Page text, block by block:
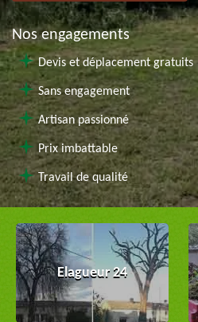
Nos engagements
Devis et déplacement gratuits
Sans engagement
Artisan passionné
Prix imbattable
Travail de qualité
Elagueur 24